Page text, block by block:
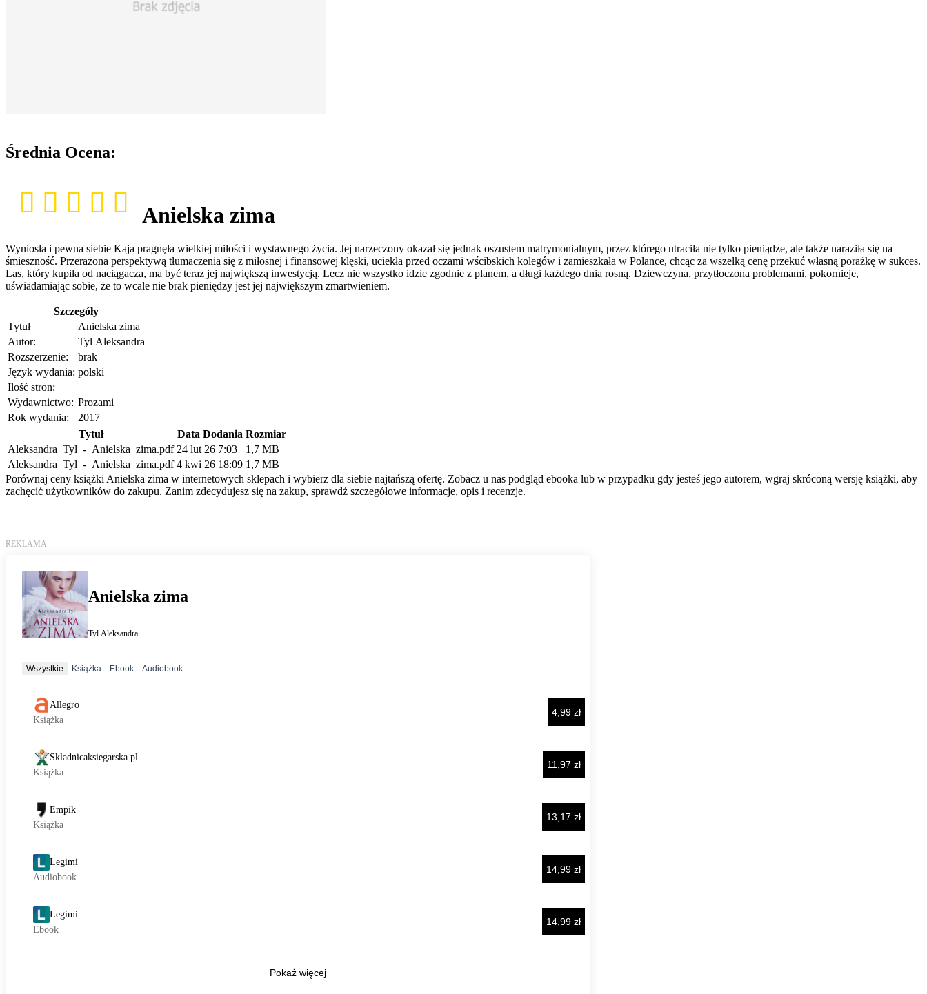
Średnia Ocena:
Anielska zima
Wyniosła i pewna siebie Kaja pragnęła wielkiej miłości i wystawnego życia. Jej narzeczony okazał się jednak oszustem matrymonialnym, przez którego utraciła nie tylko pieniądze, ale także naraziła się na
śmieszność. Przerażona perspektywą tłumaczenia się z miłosnej i finansowej klęski, uciekła przed oczami wścibskich kolegów i zamieszkała w Polance, chcąc za wszelką cenę przekuć własną porażkę w sukces.
Las, który kupiła od naciągacza, ma być teraz jej największą inwestycją. Lecz nie wszystko idzie zgodnie z planem, a długi każdego dnia rosną. Dziewczyna, przytłoczona problemami, pokornieje,
uświadamiając sobie, że to wcale nie brak pieniędzy jest jej największym zmartwieniem.
Szczegóły
Tytuł
Anielska zima
Autor:
Tyl Aleksandra
Rozszerzenie:
brak
Język wydania: polski
Ilość stron:
Wydawnictwo: Prozami
Rok wydania:
2017
Tytuł
Data Dodania Rozmiar
Aleksandra_Tyl_-_Anielska_zima.pdf 24 lut 26 7:03
1,7 MB
Aleksandra_Tyl_-_Anielska_zima.pdf 4 kwi 26 18:09 1,7 MB
Porównaj ceny książki Anielska zima w internetowych sklepach i wybierz dla siebie najtańszą ofertę. Zobacz u nas podgląd ebooka lub w przypadku gdy jesteś jego autorem, wgraj skróconą wersję książki, aby
zachęcić użytkowników do zakupu. Zanim zdecydujesz się na zakup, sprawdź szczegółowe informacje, opis i recenzje.